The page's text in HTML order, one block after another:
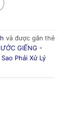
và được gắn thẻ
GIẾNG -
Phải Xử Lý